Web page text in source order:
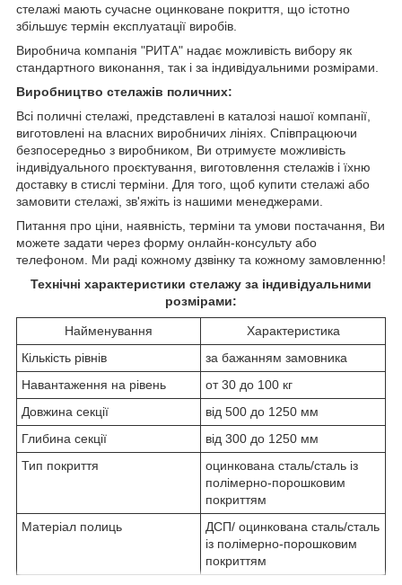
стелажі мають сучасне оцинковане покриття, що істотно
збільшує термін експлуатації виробів.
Виробнича компанія "РИТА" надає можливість вибору як
стандартного виконання, так і за індивідуальними розмірами.
Виробництво стелажів поличних:
Всі поличні стелажі, представлені в каталозі нашої компанії,
виготовлені на власних виробничих лініях. Співпрацюючи
безпосередньо з виробником, Ви отримуєте можливість
індивідуального проєктування, виготовлення стелажів і їхню
доставку в стислі терміни. Для того, щоб купити стелажі або
замовити стелажі, зв'яжіть із нашими менеджерами.
Питання про ціни, наявність, терміни та умови постачання, Ви
можете задати через форму онлайн-консульту або
телефоном. Ми раді кожному дзвінку та кожному замовленню!
Технічні характеристики стелажу за індивідуальними
розмірами:
Найменування
Характеристика
Кількість рівнів
за бажанням замовника
Навантаження на рівень
от 30 до 100 кг
Довжина секції
від 500 до 1250 мм
Глибина секції
від 300 до 1250 мм
Тип покриття
оцинкована сталь/сталь із
полімерно-порошковим
покриттям
Матеріал полиць
ДСП/ оцинкована сталь/сталь
із полімерно-порошковим
покриттям